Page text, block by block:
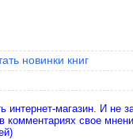
новинки книг
интернет-магазин. И
комментариях свое